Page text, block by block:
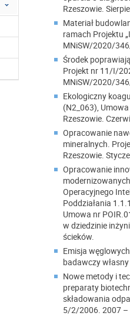
Rzeszowie.
Materiał
ramach Projektu
MNiSW/2020/
Środek
Projekt nr 11/I/
MNiSW/2020/
Ekologiczny
(N2_063),
Rzeszowie.
Opracowanie
mineralnych.
Rzeszowie.
Opracowanie
Operacyjnego
Poddziałania
Umowa nr
w dziedzinie
ścieków.
Emisja
badawczy
Nowe metody i
preparaty
składowania
5/2/2006. 2007 –